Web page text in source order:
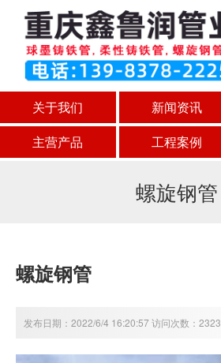
关于我们 新闻资讯
主营产品
工程案例
螺旋钢管
螺旋钢管
发布日期：2022/6/4 16:20:57 访问次数：2323